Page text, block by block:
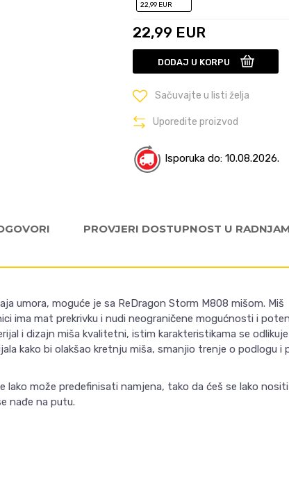
22,99 EUR
22,99 EUR
DODAJ U KORPU
Sačuvajte u listi želja
Uporedite proizvod
Isporuka do: 10.08.2026.
PROVJERI DOSTUPNOST U
umora, moguće je sa ReDragon Storm M808 mišom. Miš
ima mat prekrivku i nudi neograničene mogućnosti i
i dizajn miša kvalitetni, istim karakteristikama se odlikuje
kako bi olakšao kretnju miša, smanjio trenje o podlogu i
lako može predefinisati namjena, tako da ćeš se lako
nađe na putu.